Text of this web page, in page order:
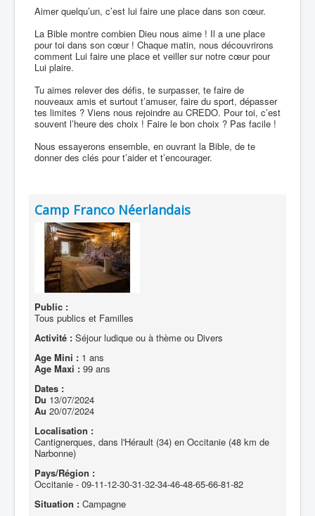
Aimer quelqu’un, c’est lui faire une place dans son cœur.
La Bible montre combien Dieu nous aime ! Il a une place
pour toi dans son cœur ! Chaque matin, nous découvrirons
comment Lui faire une place et veiller sur notre cœur pour
Lui plaire.
Tu aimes relever des défis, te surpasser, te faire de
nouveaux amis et surtout t’amuser, faire du sport, dépasser
tes limites ? Viens nous rejoindre au CREDO. Pour toi, c’est
souvent l’heure des choix ! Faire le bon choix ? Pas facile !
Nous essayerons ensemble, en ouvrant la Bible, de te
donner des clés pour t’aider et t’encourager.
Camp Franco Néerlandais
Public :
Tous publics et Familles
Activité : Séjour ludique ou à thème ou Divers
Age Mini : 1 ans
Age Maxi : 99 ans
Dates :
Du 13/07/2024
Au 20/07/2024
Localisation :
Cantignerques, dans l'Hérault (34) en Occitanie (48 km de
Narbonne)
Pays/Région :
Occitanie - 09-11-12-30-31-32-34-46-48-65-66-81-82
Situation : Campagne